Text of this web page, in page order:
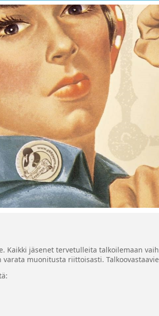
Kaikki jäsenet tervetulleita talkoilemaan
muonitusta riittoisasti.